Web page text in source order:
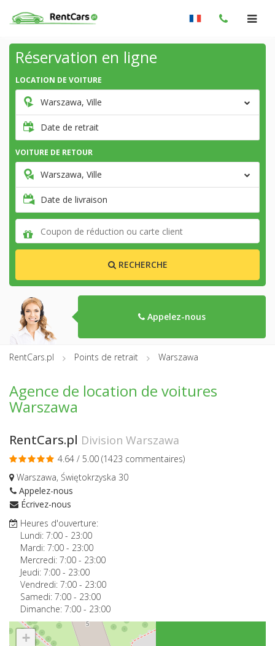
Réservation en ligne
LOCATION DE VOITURE
Warszawa, Ville
Date de retrait
VOITURE DE RETOUR
Warszawa, Ville
Date de livraison
RECHERCHE
Appelez-nous
RentCars.pl Points de retrait Warszawa
Agence de location de voitures
Warszawa
RentCars.pl Division Warszawa
4.64 / 5.00 (1423 commentaires)
Warszawa, Świętokrzyska 30
Appelez-nous
Écrivez-nous
Heures d'ouverture:
Lundi: 7:00 - 23:00
Mardi: 7:00 - 23:00
Mercredi: 7:00 - 23:00
Jeudi: 7:00 - 23:00
Vendredi: 7:00 - 23:00
Samedi: 7:00 - 23:00
Dimanche: 7:00 - 23:00
+